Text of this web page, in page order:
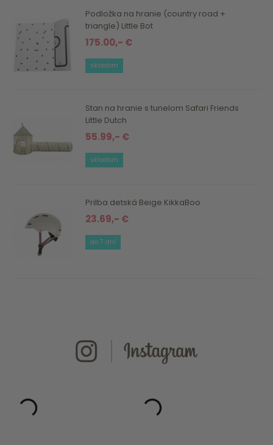
Podložka na hranie (country road +
triangle) Little Bot
175.00,- €
skladom
Stan na hranie s tunelom Safari Friends
Little Dutch
55.99,- €
skladom
Prilba detská Beige KikkaBoo
23.69,- €
do 7 dní